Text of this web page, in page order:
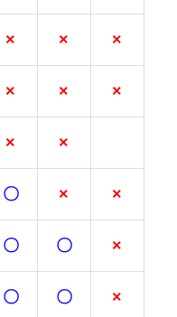
× × ×
× × ×
× ×
〇 × ×
〇 〇 ×
〇 〇 ×